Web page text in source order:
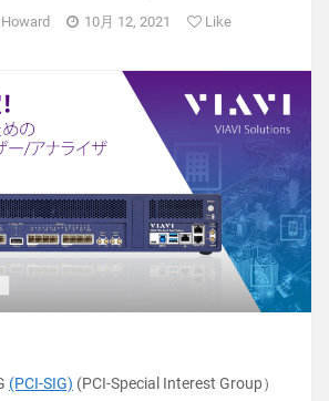
10月 12, 2021 Like
(PCI-SIG) (PCI-Special Interest Group）